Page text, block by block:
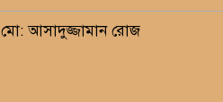
মো: আসাদুজ্জামান রোজ